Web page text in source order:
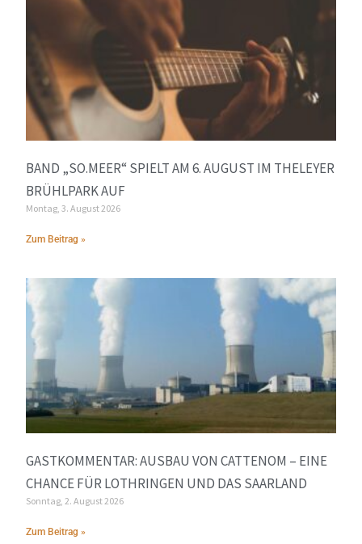
BAND „SO.MEER“ SPIELT AM 6. AUGUST IM THELEYER
BRÜHLPARK AUF
Montag, 3. August 2026
Zum Beitrag »
GASTKOMMENTAR: AUSBAU VON CATTENOM – EINE
CHANCE FÜR LOTHRINGEN UND DAS SAARLAND
Sonntag, 2. August 2026
Zum Beitrag »